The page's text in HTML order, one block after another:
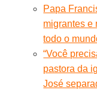
Papa
migrantes e
todo o
“Você
pastora da
José